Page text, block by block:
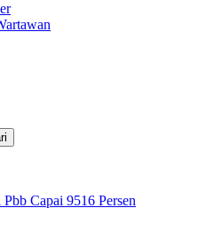
Capai 9516 Persen